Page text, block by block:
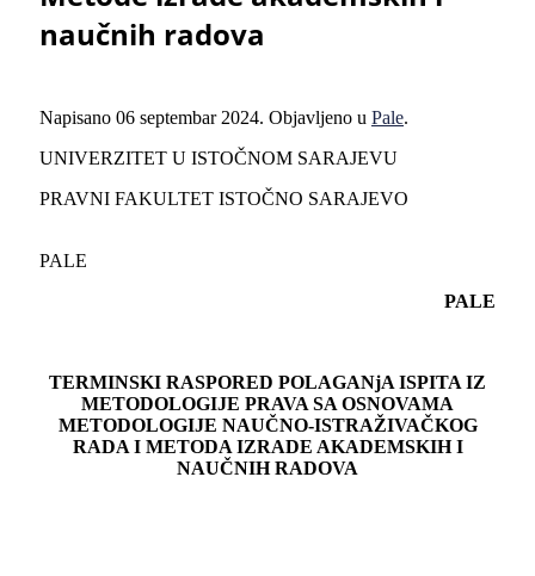
naučnih radova
Napisano 06 septembar 2024. Objavljeno u Pale.
UNIVERZITET U ISTOČNOM SARAJEVU
PRAVNI FAKULTET ISTOČNO SARAJEVO
PALE
PALE
TERMINSKI RASPORED POLAGANjA ISPITA IZ
METODOLOGIJE PRAVA SA OSNOVAMA
METODOLOGIJE NAUČNO-ISTRAŽIVAČKOG
RADA I METODA IZRADE AKADEMSKIH I
NAUČNIH RADOVA